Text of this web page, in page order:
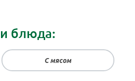
блюда:
С мясом